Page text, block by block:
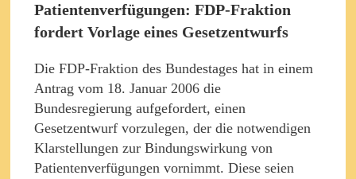
Patientenverfügungen: FDP-Fraktion
fordert Vorlage eines Gesetzentwurfs
Die FDP-Fraktion des Bundestages hat in einem
Antrag vom 18. Januar 2006 die
Bundesregierung aufgefordert, einen
Gesetzentwurf vorzulegen, der die notwendigen
Klarstellungen zur Bindungswirkung von
Patientenverfügungen vornimmt. Diese seien